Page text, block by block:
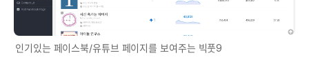
인기있는 페이스북/유튜브 페이지를 보여주는 빅풋9